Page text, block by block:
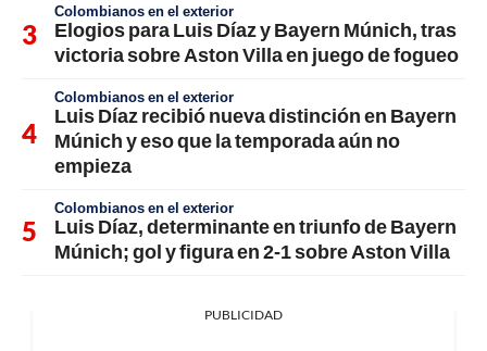
Colombianos en el exterior
Elogios para Luis Díaz y Bayern Múnich, tras
victoria sobre Aston Villa en juego de fogueo
Colombianos en el exterior
Luis Díaz recibió nueva distinción en Bayern
Múnich y eso que la temporada aún no
empieza
Colombianos en el exterior
Luis Díaz, determinante en triunfo de Bayern
Múnich; gol y figura en 2-1 sobre Aston Villa
PUBLICIDAD